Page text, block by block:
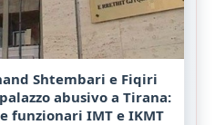
Shtembari e Fiqiri
abusivo a Tirana:
funzionari IMT e IKMT